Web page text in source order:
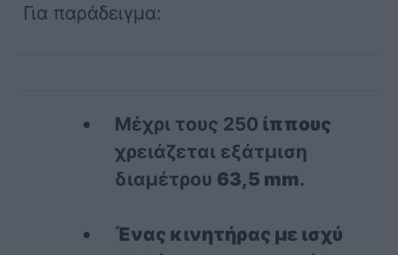
Για παράδειγμα:
Μέχρι τους 250 ίππους
χρειάζεται εξάτμιση
διαμέτρου 63,5 mm.
Ένας κινητήρας με ισχύ